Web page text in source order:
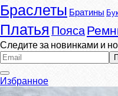
Браслеты Братины
Платья Пояса
Следите за новинками и
Избранное